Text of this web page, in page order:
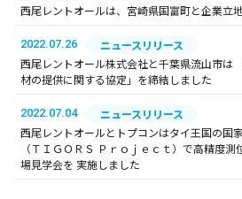
西尾レントオールは、宮崎県国富町と企業立
2022.07.26
ニュースリリース
西尾レントオール株式会社と千葉県流山市は
材の提供に関する協定」を締結しました
2022.07.04
ニュースリリース
西尾レントオールとトプコンはタイ王国の国
（ＴＩＧＯＲＳ Ｐｒｏｊｅｃｔ）で高精度
場見学会を 実施しました